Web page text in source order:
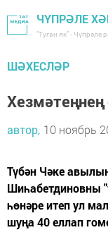
ЧҮПРӘЛЕ
"Туган як" - Чүпрәле
ШӘХЕСЛӘР
автор, 10 ноябрь
Түбән Чәке
Шиһабетдиновны
һөнәре итеп ул
шуңа 40 еллап